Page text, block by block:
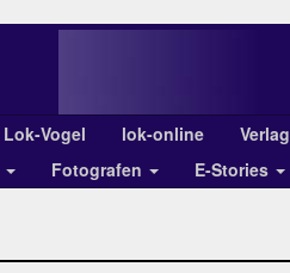
Lok-Vogel lok-online Verlag
Fotografen E-Stories